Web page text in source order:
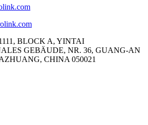
BLOCK A, YINTAI
GEBÄUDE, NR. 36, GUANG-AN
CHINA 050021